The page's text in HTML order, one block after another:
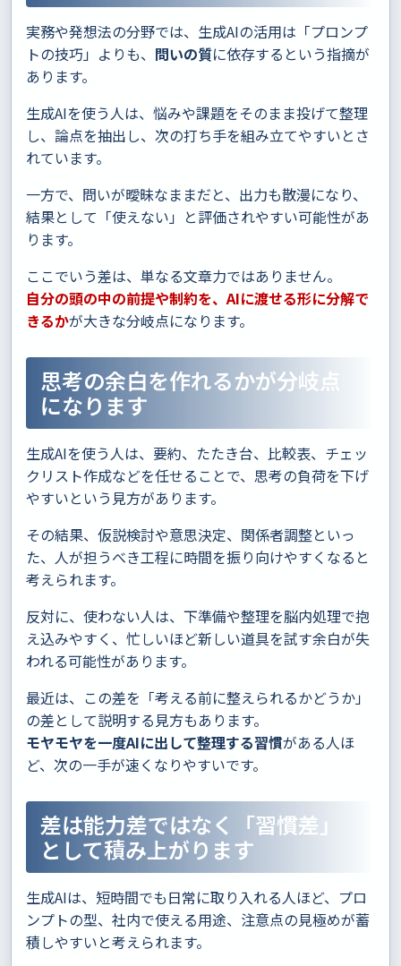
実務や発想法の分野では、生成AIの活用は「プロンプ
トの技巧」よりも、 問いの質に依存するという指摘が
あります。
生成AIを使う人は、悩みや課題をそのまま投げて整理
し、論点を抽出し、次の打ち手を組み立てやすいとさ
れています。
一方で、問いが曖昧なままだと、出力も散漫になり、
結果として「使えない」と評価されやすい可能性があ
ります。
ここでいう差は、単なる文章力ではありません。
自分の頭の中の前提や制約を、AIに渡せる形に分解で
きるかが大きな分岐点になります。
思考の余白を作れるかが分岐点
になります
生成AIを使う人は、要約、たたき台、比較表、チェッ
クリスト作成などを任せることで、思考の負荷を下げ
やすいという見方があります。
その結果、仮説検討や意思決定、関係者調整といっ
た、人が担うべき工程に時間を振り向けやすくなると
考えられます。
反対に、使わない人は、下準備や整理を脳内処理で抱
え込みやすく、忙しいほど新しい道具を試す余白が失
われる可能性があります。
最近は、この差を「考える前に整えられるかどうか」
の差として説明する見方もあります。
モヤモヤを一度AIに出して整理する習慣がある人ほ
ど、次の一手が速くなりやすいです。
差は能力差ではなく「習慣差」
として積み上がります
生成AIは、短時間でも日常に取り入れる人ほど、プロ
ンプトの型、社内で使える用途、注意点の見極めが蓄
積しやすいと考えられます。